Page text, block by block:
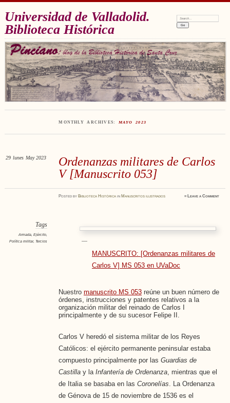
Universidad de Valladolid.
Biblioteca Histórica
Search:
MONTHLY ARCHIVES: MAYO 2023
Ordenanzas militares de Carlos
V [Manuscrito 053]
29 lunes May 2023
Postedby Biblioteca Histórica in Manuscritos ilustrados ≈ Leave a Comment
Tags
Armada, Ejército,
Política militar, Tercios
MANUSCRITO: [Ordenanzas militares de
Carlos V] MS 053 en UVaDoc
Nuestro manuscrito MS 053reúne un buen número de
órdenes, instrucciones y patentes relativos a la
organización militar del reinado de Carlos I
principalmente y de su sucesor Felipe II.
Carlos V heredó el sistema militar de los Reyes
Católicos: el ejército permanente peninsular estaba
compuesto principalmente por las Guardias de
Castillay la Infantería de Ordenanza, mientras que el
de Italia se basaba en las Coronelías. La Ordenanza
de Génova de 15 de noviembre de 1536 es el